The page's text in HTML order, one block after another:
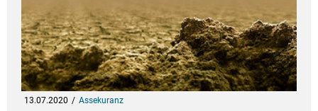
13.07.2020 Assekuranz